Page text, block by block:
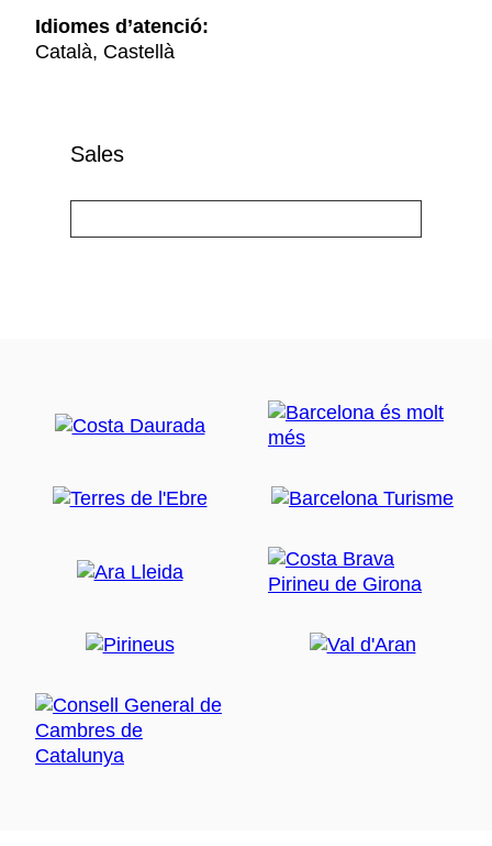
Idiomes d’atenció:
Català, Castellà
Sales